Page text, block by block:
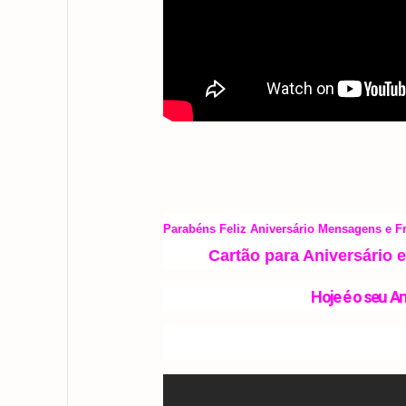
Parabéns Feliz Aniversário Mensagens e
Cartão para Aniversário
Hoje é o seu